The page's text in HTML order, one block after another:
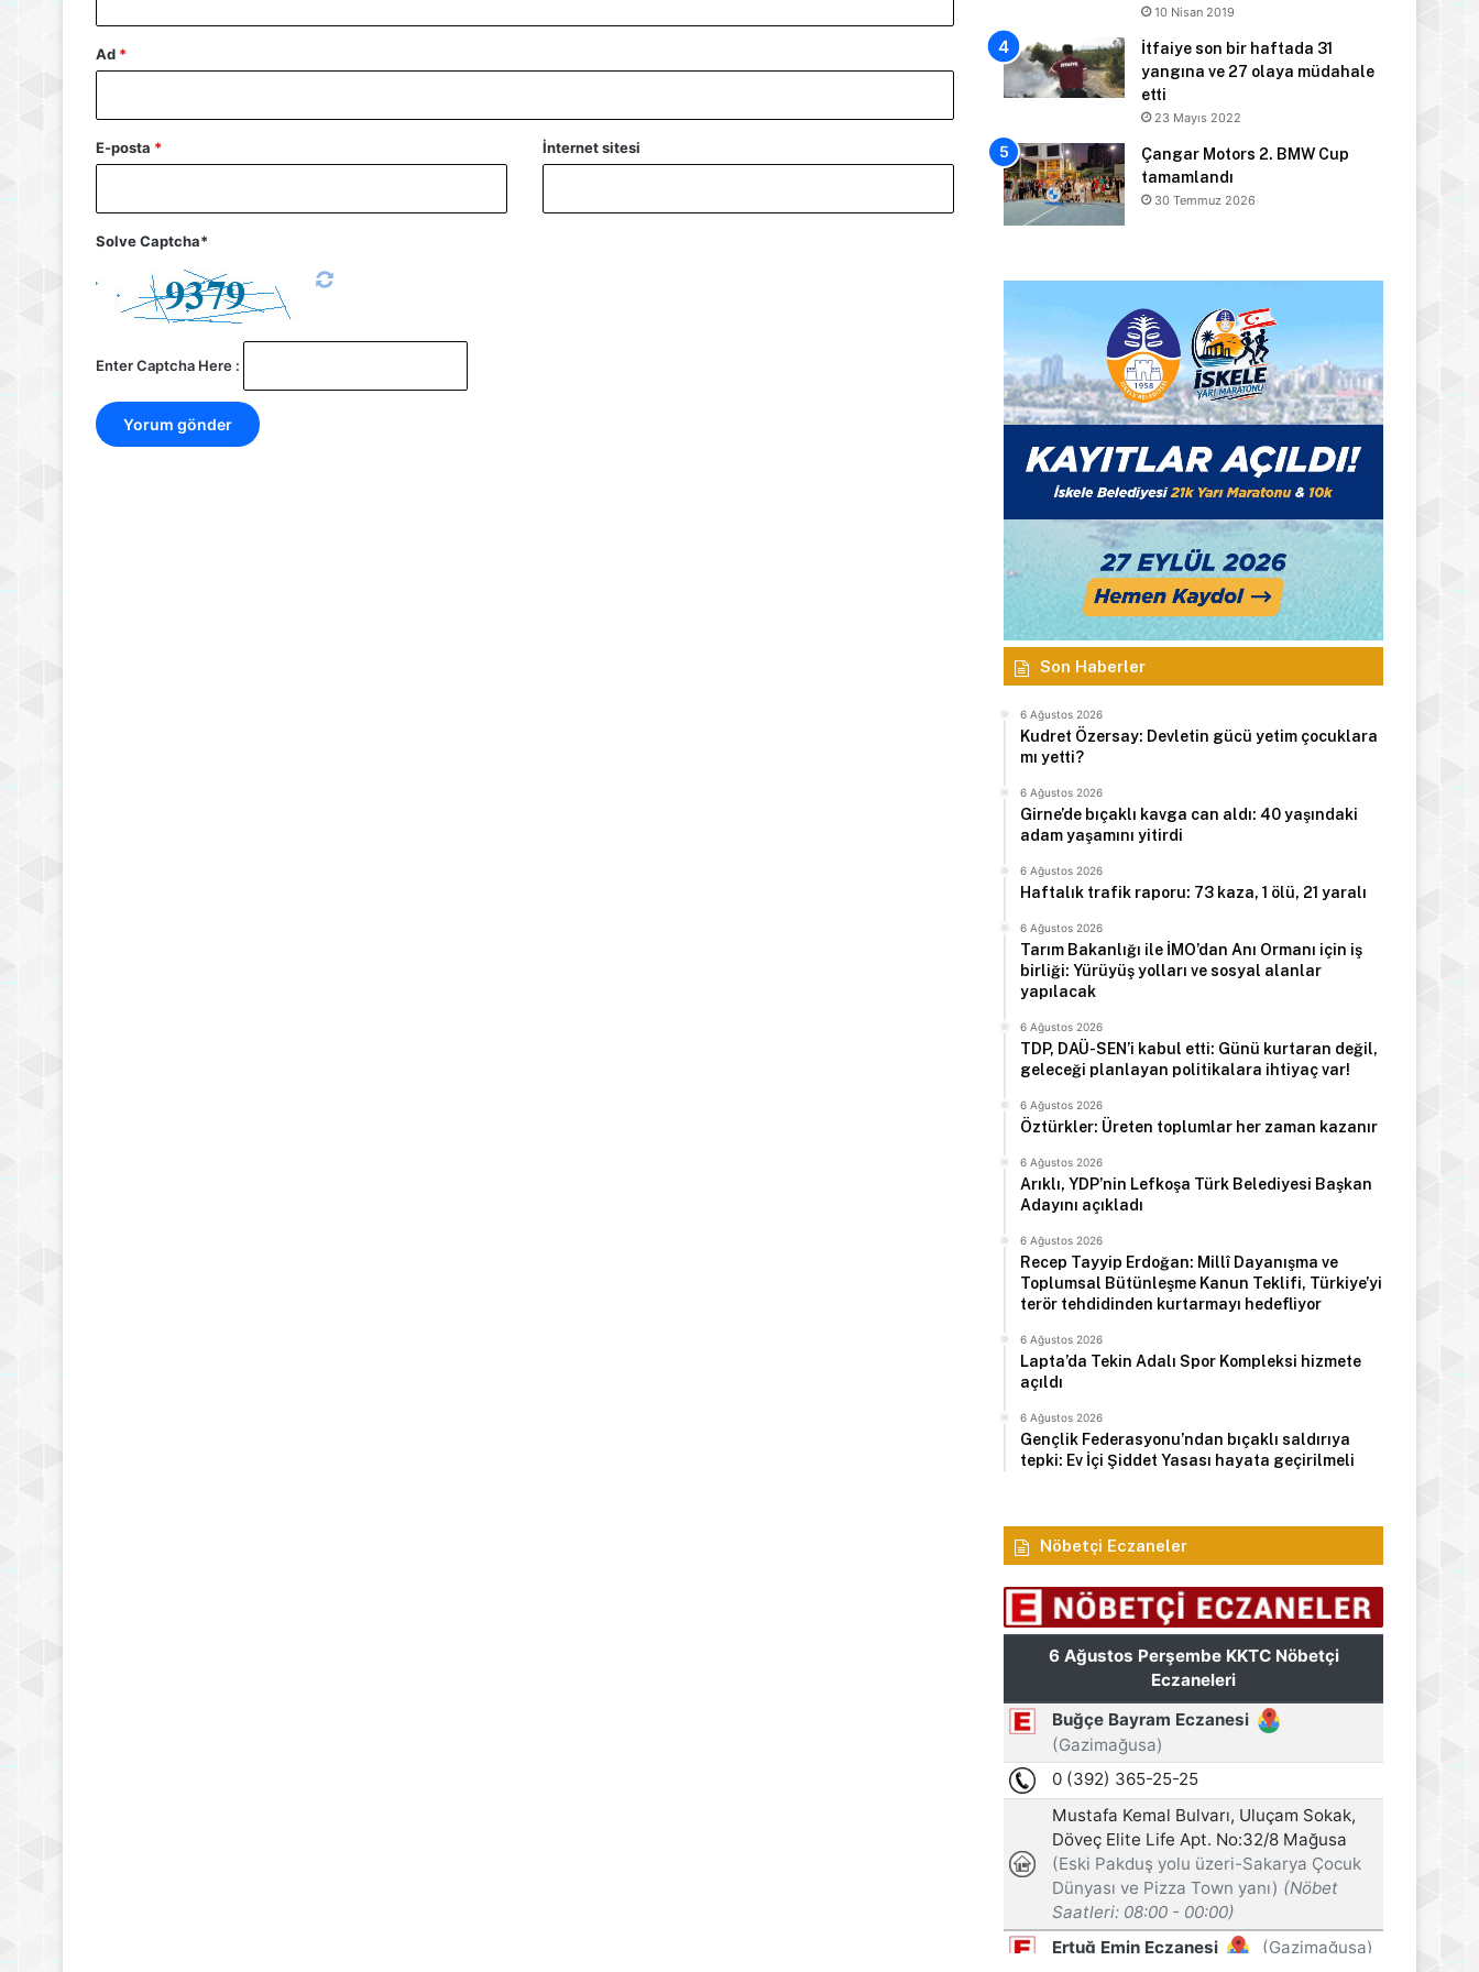
Ad *
E-posta * İnternet sitesi
Solve Captcha*
Enter Captcha Here :
10 Nisan 2019
İtfaiye son bir haftada 31
yangına ve 27 olaya müdahale
etti
23 Mayıs 2022
Çangar Motors 2. BMW Cup
tamamlandı
30 Temmuz 2026
Son Haberler
6 Ağustos 2026
Kudret Özersay: Devletin gücü yetim çocuklara
mı yetti?
6 Ağustos 2026
Girne’de bıçaklı kavga can aldı: 40 yaşındaki
adam yaşamını yitirdi
6 Ağustos 2026
Haftalık trafik raporu: 73 kaza, 1 ölü, 21 yaralı
6 Ağustos 2026
Tarım Bakanlığı ile İMO’dan Anı Ormanı için iş
birliği: Yürüyüş yolları ve sosyal alanlar
yapılacak
6 Ağustos 2026
TDP, DAÜ-SEN’i kabul etti: Günü kurtaran değil,
geleceği planlayan politikalara ihtiyaç var!
6 Ağustos 2026
Öztürkler: Üreten toplumlar her zaman kazanır
6 Ağustos 2026
Arıklı, YDP’nin Lefkoşa Türk Belediyesi Başkan
Adayını açıkladı
6 Ağustos 2026
Recep Tayyip Erdoğan: Millî Dayanışma ve
Toplumsal Bütünleşme Kanun Teklifi, Türkiye’yi
terör tehdidinden kurtarmayı hedefliyor
6 Ağustos 2026
Lapta’da Tekin Adalı Spor Kompleksi hizmete
açıldı
6 Ağustos 2026
Gençlik Federasyonu’ndan bıçaklı saldırıya
tepki: Ev İçi Şiddet Yasası hayata geçirilmeli
Nöbetçi Eczaneler